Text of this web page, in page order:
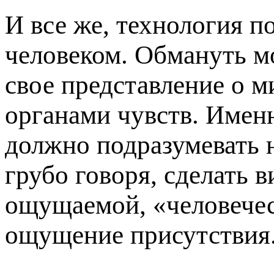
И все же, технология
человеком. Обмануть
свое представление о
органами чувств.
должно
грубо говоря, сделать
ощущаемой,
ощущение